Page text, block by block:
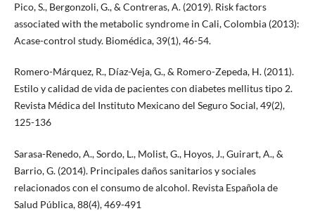
Pico, S., Bergonzoli, G., & Contreras, A. (2019). Risk factors
associated with the metabolic syndrome in Cali, Colombia (2013):
Acase-control study. Biomédica, 39(1), 46-54.
Romero-Márquez, R., Díaz-Veja, G., & Romero-Zepeda, H. (2011).
Estilo y calidad de vida de pacientes con diabetes mellitus tipo 2.
Revista Médica del Instituto Mexicano del Seguro Social, 49(2),
125-136
Sarasa-Renedo, A., Sordo, L., Molist, G., Hoyos, J., Guirart, A., &
Barrio, G. (2014). Principales daños sanitarios y sociales
relacionados con el consumo de alcohol. Revista Española de
Salud Pública, 88(4), 469-491